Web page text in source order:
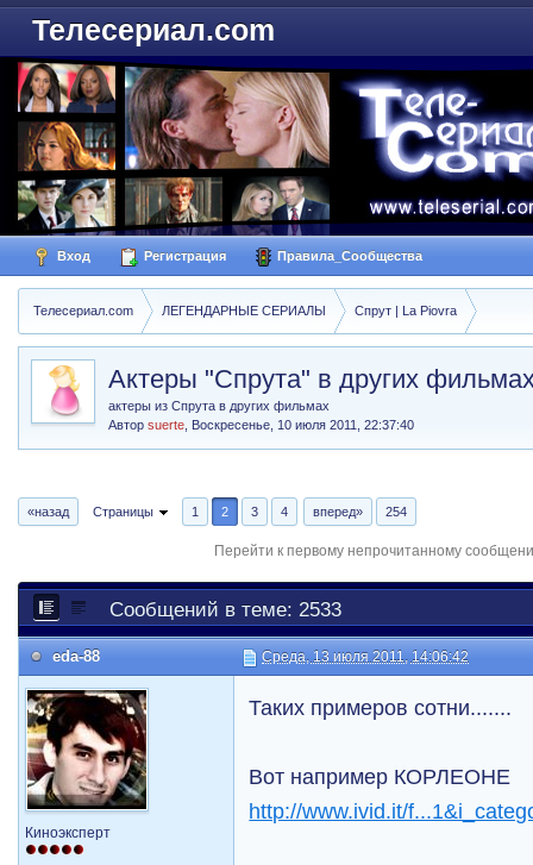
Телесериал.com
Вход Регистрация Правила_Сообщества
Телесериал.com ЛЕГЕНДАРНЫЕ СЕРИАЛЫ Спрут | La Piovra
Актеры "Спрута" в других
актеры из Спрута в других фильмах
Авторsuerte Воскресенье, 10 июля 2011, 22:37:40
«назад Страницы 1 2 3 4 вперед» 254
Перейти к первому непрочитанному
Сообщений в теме: 2533
eda-88 Среда, 13 июля 2011, 14:06:42
Киноэксперт
Таких примеров сотни.......
Вот например КОРЛЕОНЕ
http://www.ivid.it/